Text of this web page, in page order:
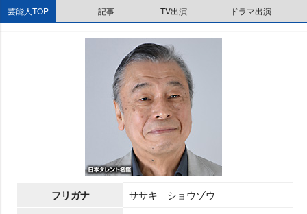
芸能人TOP 記事 TV出演 ドラマ出演
フリガナ
ササキ ショウゾウ